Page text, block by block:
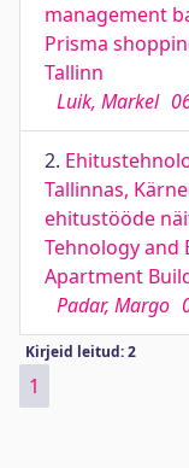
management
Prisma
Tallinn
Luik, Markel
2.
Tallinnas,
ehitustööde
Tehnology and
Apartment
Padar, Margo
Kirjeid leitud: 2
1